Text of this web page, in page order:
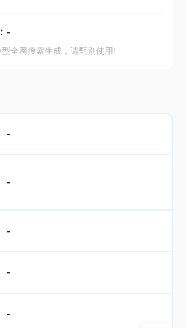
-
全网搜索生成，请甄别使用!
-
-
-
-
-